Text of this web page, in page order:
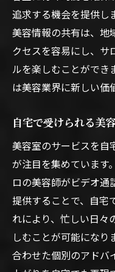
追求する機会を提供し
美容情報の共有は、地
クセスを容易にし、サ
ルを楽しむことができ
は美容業界に新しい価
自宅で受けられる美
美容室のサービスを自
が注目を集めています
ロの美容師がビデオ通
提供することで、自宅
れにより、忙しい日々
しむことが可能にな
合わせた個別のアドバ